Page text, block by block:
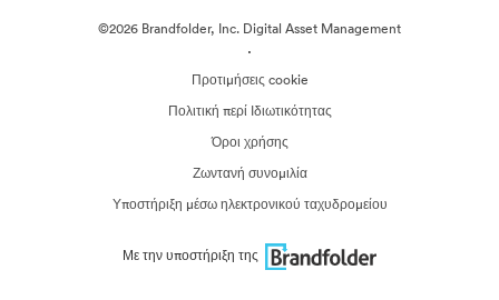
©2026 Brandfolder, Inc. Digital Asset Management
·
Προτιμήσεις cookie
Πολιτική περί Ιδιωτικότητας
Όροι χρήσης
Ζωντανή συνομιλία
Υποστήριξη μέσω ηλεκτρονικού ταχυδρομείου
Με την υποστήριξη της